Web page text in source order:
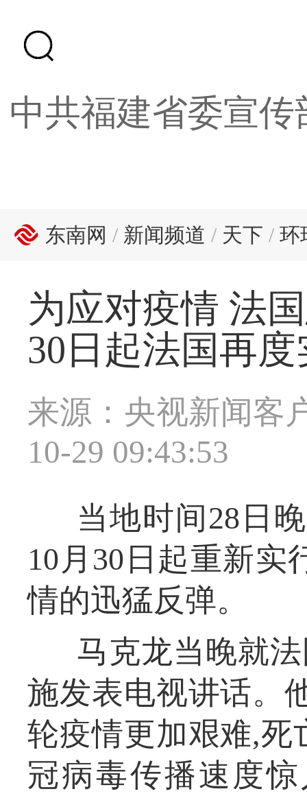
中共福建省委宣
东南网 / 新闻频道 / 天下 / 环
为应对疫情 法
30日起法国再
来源：央视新闻客
10-29 09:43:53
当地时间28日
10月30日起重新实
情的迅猛反弹。
马克龙当晚就
施发表电视讲话。
轮疫情更加艰难,死
冠病毒传播速度